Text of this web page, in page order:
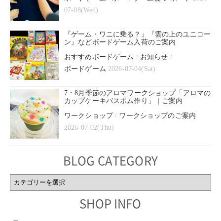
07-08(Wed)
『ゲーム・ワニに乗る？』『雲の上のユニコー
ン』などボードゲーム入荷のご案内
おすすめボードゲーム / お知らせ /
ボードゲーム 2026-07-04(Sat)
7・8月季節のアロマワークショップ「アロマの
カップケーキバスボム作り」｜ご案内
ワークショップ/ ワークショップのご案内
2026-07-02(Thu)
BLOG CATEGORY
BLOG
CATEGORY
SHOP INFO